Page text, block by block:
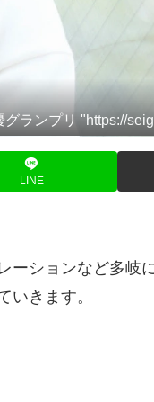
グランプリ "https://
LINE
ーションなど多岐
いきます。